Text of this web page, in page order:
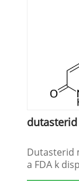
dutasterid
Dutasterid
a FDA k